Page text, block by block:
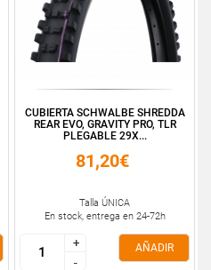
CUBIERTA SCHWALBE SHREDDA
REAR EVO, GRAVITY PRO, TLR
PLEGABLE 29X...
81,20€
Talla ÚNICA
En stock, entrega en 24-72h
+
-
+
-
AÑADIR